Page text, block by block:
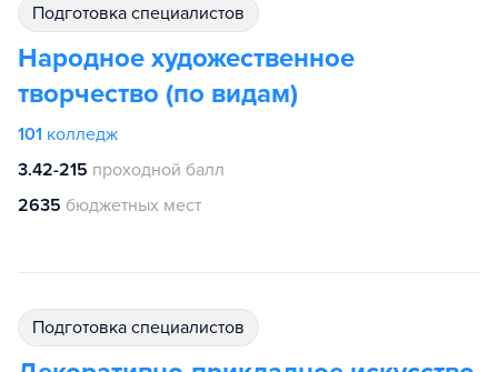
подготовка специалистов
Народное художественное
творчество (по видам)
101 колледж
3.42-215 проходной балл
2635 бюджетных мест
подготовка специалистов